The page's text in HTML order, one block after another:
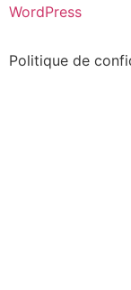
WordPress
Politique de